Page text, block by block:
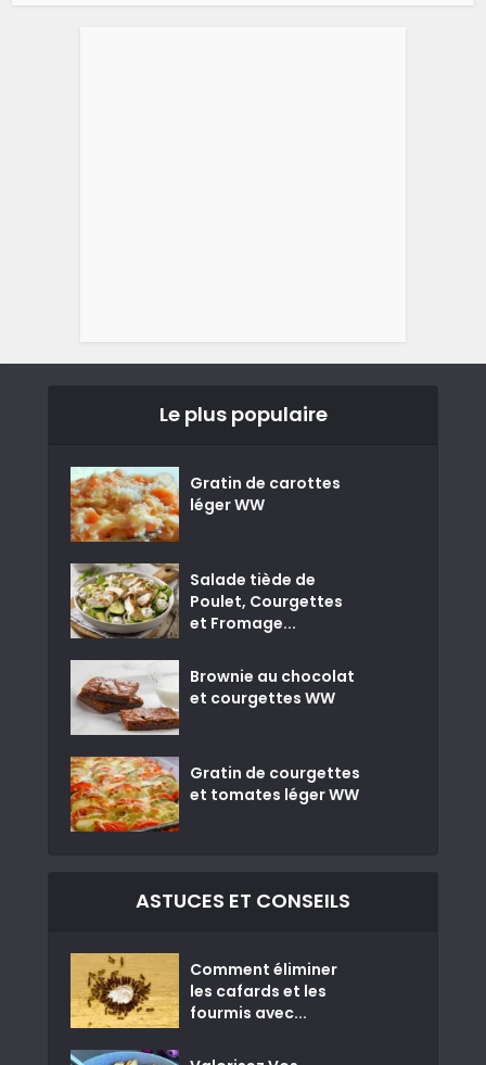
Le plus populaire
Gratin de carottes
léger WW
Salade tiède de
Poulet, Courgettes
et Fromage...
Brownie au chocolat
et courgettes WW
Gratin de courgettes
et tomates léger WW
ASTUCES ET CONSEILS
Comment éliminer
les cafards et les
fourmis avec...